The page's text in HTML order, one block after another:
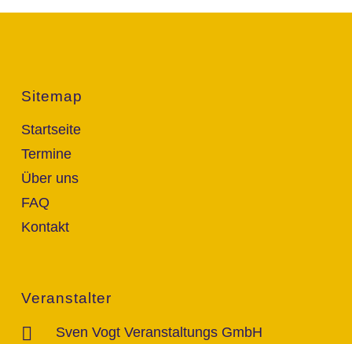
Kontakt
Sitemap
Startseite
Termine
Über uns
FAQ
Kontakt
Veranstalter
Sven Vogt Veranstaltungs GmbH